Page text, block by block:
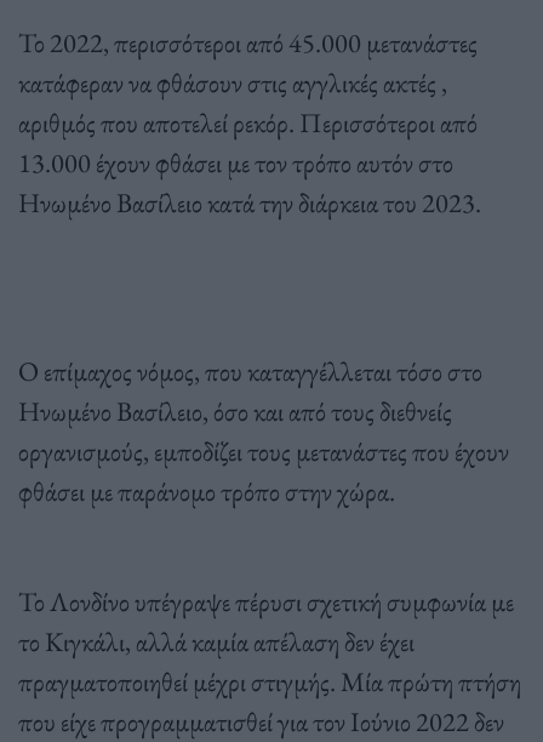
Το 2022, περισσότεροι από 45.000 μετανάστες
κατάφεραν να φθάσουν στις αγγλικές ακτές ,
αριθμός που αποτελεί ρεκόρ. Περισσότεροι από
13.000 έχουν φθάσει με τον τρόπο αυτόν στο
Ηνωμένο Βασίλειο κατά την διάρκεια του 2023.
Ο επίμαχος νόμος, που καταγγέλλεται τόσο στο
Ηνωμένο Βασίλειο, όσο και από τους διεθνείς
οργανισμούς, εμποδίζει τους μετανάστες που έχουν
φθάσει με παράνομο τρόπο στην χώρα.
Το Λονδίνο υπέγραψε πέρυσι σχετική συμφωνία με
το Κιγκάλι, αλλά καμία απέλαση δεν έχει
πραγματοποιηθεί μέχρι στιγμής. Μία πρώτη πτήση
που είχε προγραμματισθεί για τον Ιούνιο 2022 δεν